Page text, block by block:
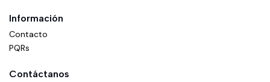
Información
Contacto
PQRs
Contáctanos